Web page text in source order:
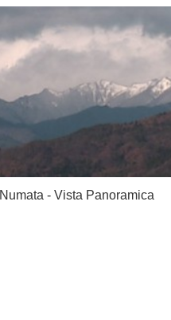
Numata - Vista Panoramica